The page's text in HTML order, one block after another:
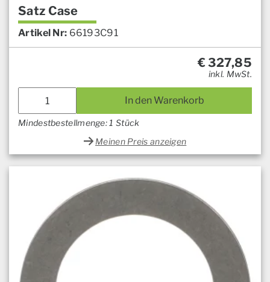
Satz Case
Artikel Nr: 66193C91
€327,85
inkl. MwSt.
In den Warenkorb
Mindestbestellmenge: 1 Stück
Meinen Preis anzeigen